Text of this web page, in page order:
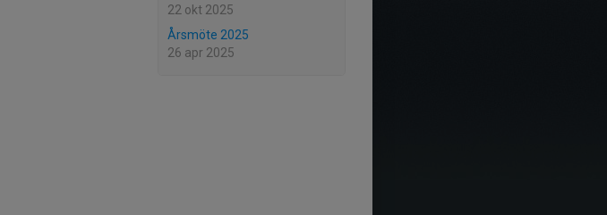
22 okt 2025
Årsmöte 2025
26 apr 2025